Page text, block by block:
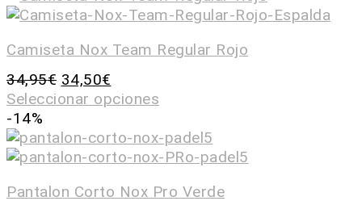
Camiseta Nox Team Regular Rojo
34,95€ 34,50€
Seleccionar opciones
-14%
Pantalon Corto Nox Pro Verde